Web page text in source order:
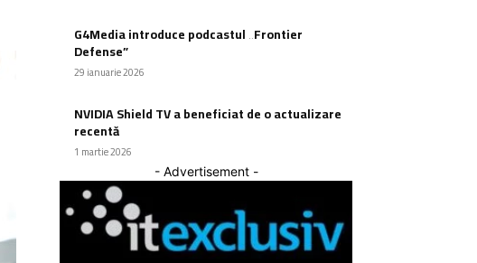
G4Media introduce podcastul „Frontier
Defense”
29 ianuarie 2026
NVIDIA Shield TV a beneficiat de o actualizare
recentă
1 martie 2026
- Advertisement -